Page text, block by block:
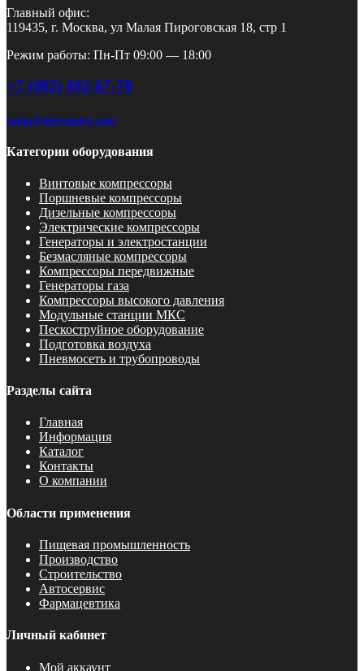
Главный офис:
119435, г. Москва, ул Малая Пироговская 18, стр 1
Режим работы: Пн-Пт 09:00 — 18:00
+7 (495) 492-67-70
zakaz@pnevmotex.com
Категории оборудования
Винтовые компрессоры
Поршневые компрессоры
Дизельные компрессоры
Электрические компрессоры
Генераторы и электростанции
Безмасляные компрессоры
Компрессоры передвижные
Генераторы газа
Компрессоры высокого давления
Модульные станции МКС
Пескоструйное оборудование
Подготовка воздуха
Пневмосеть и трубопроводы
Разделы сайта
Главная
Информация
Каталог
Контакты
О компании
Области применения
Пищевая промышленность
Производство
Строительство
Автосервис
Фармацевтика
Личный кабинет
Мой аккаунт